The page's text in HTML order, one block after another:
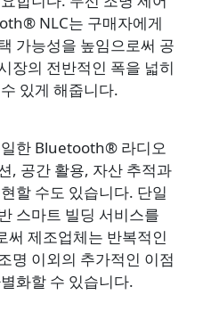
NLC는 구매자에게
가능성을 높임으로써 공
장의 전반적인 폭을 넓히
있게 해줍니다.
한 Bluetooth® 라디오
, 공간 활용, 자산 추적과
할 수도 있습니다. 단일
스마트 빌딩 서비스를
써 제조업체는 반복적인
명 이외의 추가적인 이점
화할 수 있습니다.